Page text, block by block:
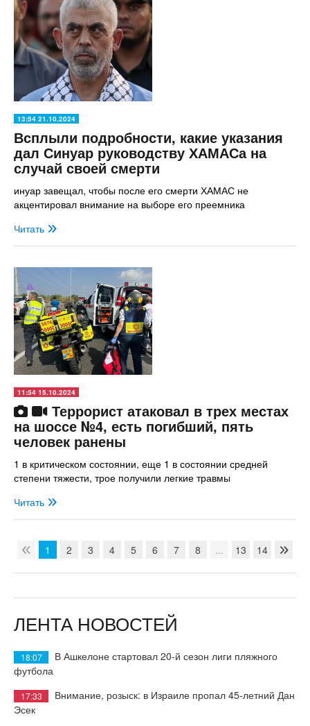
13:54 21.10.2024
Всплыли подробности, какие указания
дал Синуар руководству ХАМАСа на
случай своей смерти
инуар завещал, чтобы после его смерти ХАМАС не
акцентировал внимание на выборе его преемника
Читать
11:54 15.10.2024
Террорист атаковал в трех местах
на шоссе №4, есть погибший, пять
человек ранены
1 в критическом состоянии, еще 1 в состоянии средней
степени тяжести, трое получили легкие травмы
Читать
1 2 3 4 5 6 7 8 ... 13 14
ЛЕНТА НОВОСТЕЙ
18:07
В Ашкелоне стартовал 20-й сезон лиги пляжного
футбола
17:33
Внимание, розыск: в Израиле пропал 45-летний Дан
Эсек